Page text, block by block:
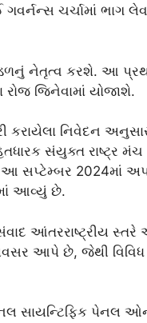
ચર્ચામાં ભાગ
નેતૃત્વ કરશે. આ
જિનેવામાં યોજાશે.
કરાયેલા નિવેદન
સંયુક્ત રાષ્ટ્ર
2024માં
આવ્યું છે.
આંતરરાષ્ટ્રીય સ્તરે
આપે છે, જેથી વિવિધ
સાયન્ટિફિક